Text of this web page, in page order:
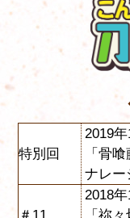
特別回
2019
「骨
ナレー
2018